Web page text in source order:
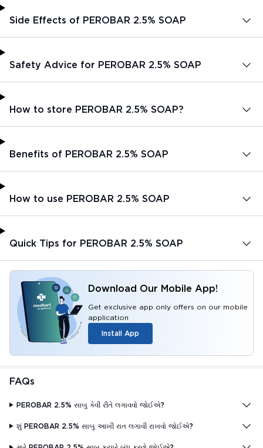
Side Effects of PEROBAR 2.5% SOAP
Safety Advice for PEROBAR 2.5% SOAP
How to store PEROBAR 2.5% SOAP?
Benefits of PEROBAR 2.5% SOAP
How to use PEROBAR 2.5% SOAP
Quick Tips for PEROBAR 2.5% SOAP
Download Our Mobile App!
Get exclusive app only offers on our mobile
application
Install App
FAQs
PEROBAR 2.5% સાબુ ​​કેવી રીતે લગાવવો જોઈએ?
શું PEROBAR 2.5% સાબુ ​​આખી રાત લગાવી રાખવો જોઈએ?